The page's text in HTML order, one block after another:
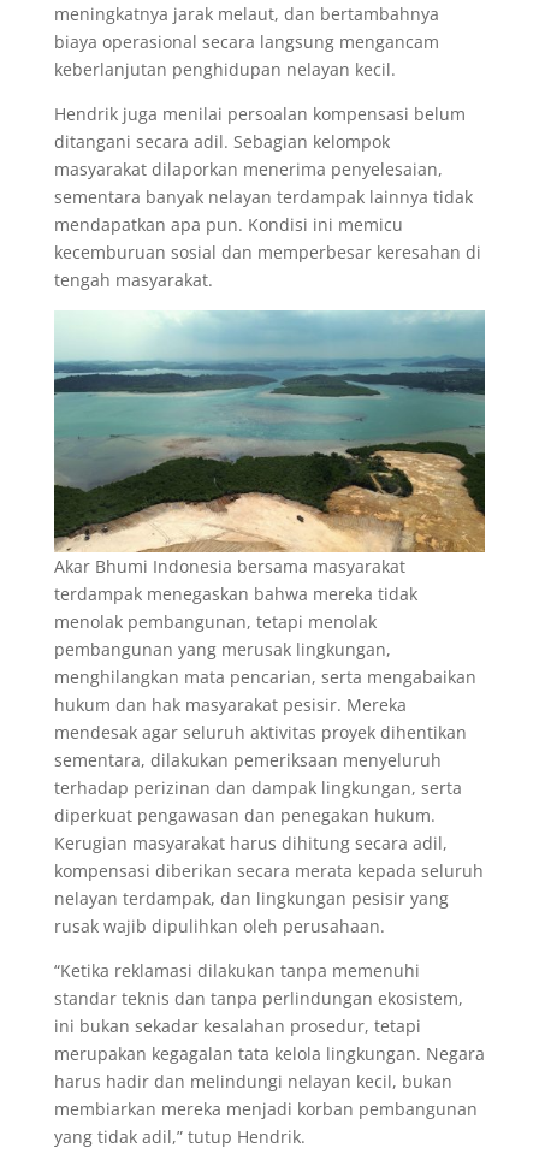
meningkatnya jarak melaut, dan bertambahnya
biaya operasional secara langsung mengancam
keberlanjutan penghidupan nelayan kecil.
Hendrik juga menilai persoalan kompensasi belum
ditangani secara adil. Sebagian kelompok
masyarakat dilaporkan menerima penyelesaian,
sementara banyak nelayan terdampak lainnya tidak
mendapatkan apa pun. Kondisi ini memicu
kecemburuan sosial dan memperbesar keresahan di
tengah masyarakat.
Akar Bhumi Indonesia bersama masyarakat
terdampak menegaskan bahwa mereka tidak
menolak pembangunan, tetapi menolak
pembangunan yang merusak lingkungan,
menghilangkan mata pencarian, serta mengabaikan
hukum dan hak masyarakat pesisir. Mereka
mendesak agar seluruh aktivitas proyek dihentikan
sementara, dilakukan pemeriksaan menyeluruh
terhadap perizinan dan dampak lingkungan, serta
diperkuat pengawasan dan penegakan hukum.
Kerugian masyarakat harus dihitung secara adil,
kompensasi diberikan secara merata kepada seluruh
nelayan terdampak, dan lingkungan pesisir yang
rusak wajib dipulihkan oleh perusahaan.
“Ketika reklamasi dilakukan tanpa memenuhi
standar teknis dan tanpa perlindungan ekosistem,
ini bukan sekadar kesalahan prosedur, tetapi
merupakan kegagalan tata kelola lingkungan. Negara
harus hadir dan melindungi nelayan kecil, bukan
membiarkan mereka menjadi korban pembangunan
yang tidak adil,” tutup Hendrik.